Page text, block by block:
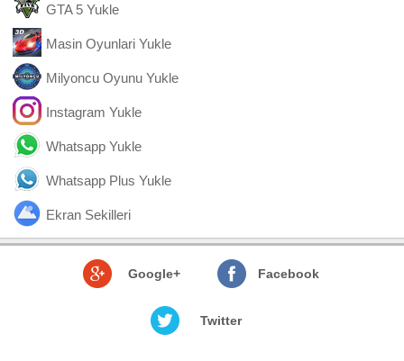
GTA 5 Yukle
Masin Oyunlari Yukle
Milyoncu Oyunu Yukle
Instagram Yukle
Whatsapp Yukle
Whatsapp Plus Yukle
Ekran Sekilleri
Google+ Facebook
Twitter